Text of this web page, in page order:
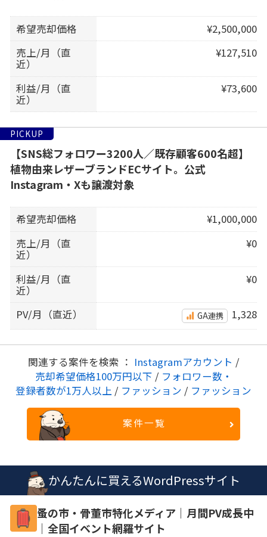
希望売却価格
¥2,500,000
売上/月（直
近）
¥127,510
利益/月（直
近）
¥73,600
PICKUP
【SNS総フォロワー3200人／既存顧客600名超】
植物由来レザーブランドECサイト。公式
Instagram・Xも譲渡対象
希望売却価格
¥1,000,000
売上/月（直
近）
¥0
利益/月（直
近）
¥0
PV/月（直近） GA連携 1,328
関連する案件を検索 ： Instagramアカウント /
売却希望価格100万円以下 / フォロワー数・
登録者数が1万人以上 / ファッション / ファッション
案件一覧
かんたんに買えるWordPressサイト
蚤の市・骨董市特化メディア｜月間PV成長中
｜全国イベント網羅サイト